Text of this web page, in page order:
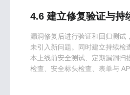
4.6 建立修复验证与持
漏洞修复后进行验证和回归测试
未引入新问题。同时建立持续检
本上线前安全测试、定期漏洞扫
检查、安全标头检查、表单与